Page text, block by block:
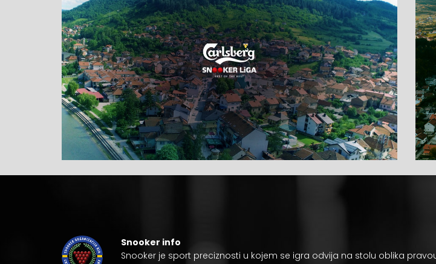
Snooker info
Snooker je sport preciznosti u kojem se igra odvija na stolu oblika